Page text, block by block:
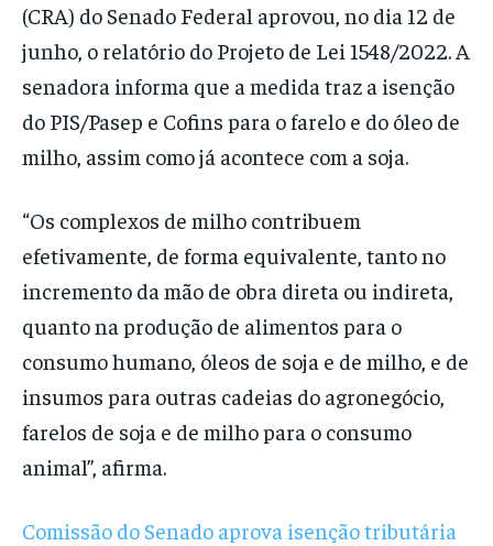
(CRA) do Senado Federal aprovou, no dia 12 de
junho, o relatório do Projeto de Lei 1548/2022. A
senadora informa que a medida traz a isenção
do PIS/Pasep e Cofins para o farelo e do óleo de
milho, assim como já acontece com a soja.
“Os complexos de milho contribuem
efetivamente, de forma equivalente, tanto no
incremento da mão de obra direta ou indireta,
quanto na produção de alimentos para o
consumo humano, óleos de soja e de milho, e de
insumos para outras cadeias do agronegócio,
farelos de soja e de milho para o consumo
animal”, afirma.
Comissão do Senado aprova isenção tributária